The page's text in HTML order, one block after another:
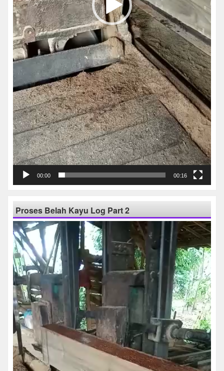
00:00 00:16
Proses Belah Kayu Log Part 2
Pemutar
Video